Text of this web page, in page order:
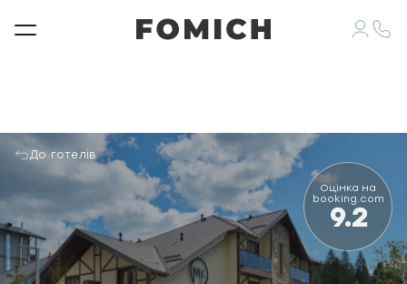
До готелів
Оцінка на
booking.com
9.2